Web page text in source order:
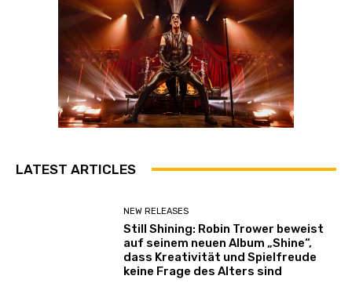
LATEST ARTICLES
NEW RELEASES
Still Shining: Robin Trower beweist
auf seinem neuen Album „Shine“,
dass Kreativität und Spielfreude
keine Frage des Alters sind